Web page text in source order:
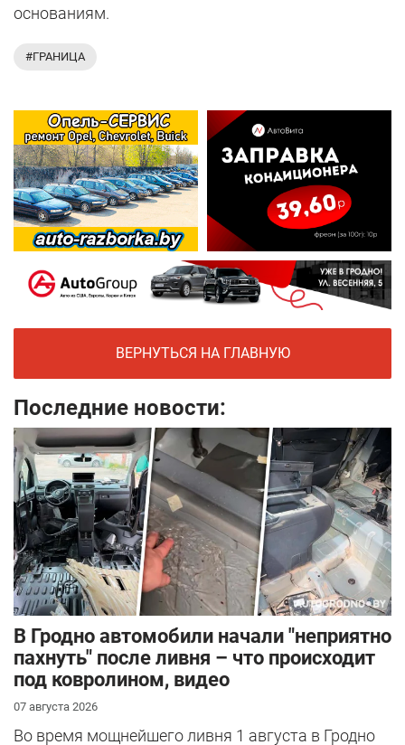
основаниям.
#ГРАНИЦА
ВЕРНУТЬСЯ НА ГЛАВНУЮ
Последние новости:
В Гродно автомобили начали "неприятно
пахнуть" после ливня – что происходит
под ковролином, видео
07 августа 2026
Во время мощнейшего ливня 1 августа в Гродно